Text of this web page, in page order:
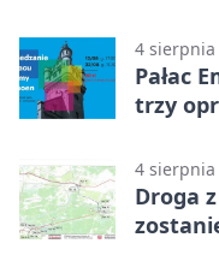
4 sierpnia
Pałac
trzy
4 sierpnia
Droga